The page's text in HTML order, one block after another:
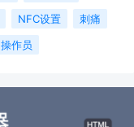
NFC设置
刺痛
操作员